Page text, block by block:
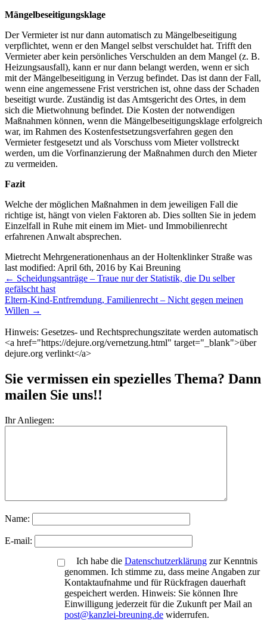
Mängelbeseitigungsklage
Der Vermieter ist nur dann automatisch zu Mängelbeseitigung
verpflichtet, wenn er den Mangel selbst verschuldet hat. Trifft den
Vermieter aber kein persönliches Verschulden an dem Mangel (z. B.
Heizungsausfall), kann er nur dann belangt werden, wenn er sich
mit der Mängelbeseitigung in Verzug befindet. Das ist dann der Fall,
wenn eine angemessene Frist verstrichen ist, ohne dass der Schaden
beseitigt wurde. Zuständig ist das Amtsgericht des Ortes, in dem
sich die Mietwohnung befindet. Die Kosten der notwendigen
Maßnahmen können, wenn die Mängelbeseitigungsklage erfolgreich
war, im Rahmen des Kostenfestsetzungsverfahren gegen den
Vermieter festgesetzt und als Vorschuss vom Mieter vollstreckt
werden, um die Vorfinanzierung der Maßnahmen durch den Mieter
zu vermeiden.
Fazit
Welche der möglichen Maßnahmen in dem jeweiligen Fall die
richtige ist, hängt von vielen Faktoren ab. Dies sollten Sie in jedem
Einzelfall in Ruhe mit einem im Miet- und Immobilienrecht
erfahrenen Anwalt absprechen.
Mietrecht Mehrgenerationenhaus an der Holtenklinker Straße was
last modified: April 6th, 2016 by Kai Breuning
Weitere
Meldungen
← Scheidungsanträge – Traue nur der Statistik, die Du selber
gefälscht hast
Eltern-Kind-Entfremdung, Familienrecht – Nicht gegen meinen
Willen →
Hinweis: Gesetzes- und Rechtsprechungszitate werden automatisch
<a href="https://dejure.org/vernetzung.html" target="_blank">über
dejure.org verlinkt</a>
Sie vermissen ein spezielles Thema? Dann
mailen Sie uns!!
Ihr Anliegen:
Name:
E-mail:
Ich habe die Datenschutzerklärung zur Kenntnis
genommen. Ich stimme zu, dass meine Angaben zur
Kontaktaufnahme und für Rückfragen dauerhaft
gespeichert werden. Hinweis: Sie können Ihre
Einwilligung jederzeit für die Zukunft per Mail an
post@kanzlei-breuning.de widerrufen.